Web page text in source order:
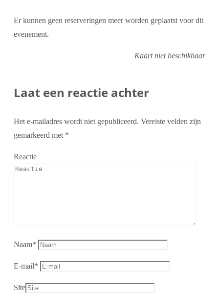
Er kunnen geen reserveringen meer worden geplaatst voor dit
evenement.
Kaart niet beschikbaar
Laat een reactie achter
Het e-mailadres wordt niet gepubliceerd. Vereiste velden zijn
gemarkeerd met *
Reactie
Naam*
E-mail*
Site